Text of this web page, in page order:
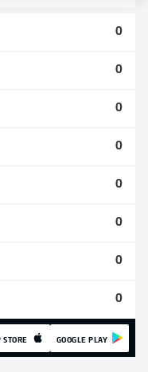
0
0
0
0
0
0
0
0
STORE GOOGLE PLAY